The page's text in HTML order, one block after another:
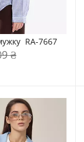
RA-7667
₴